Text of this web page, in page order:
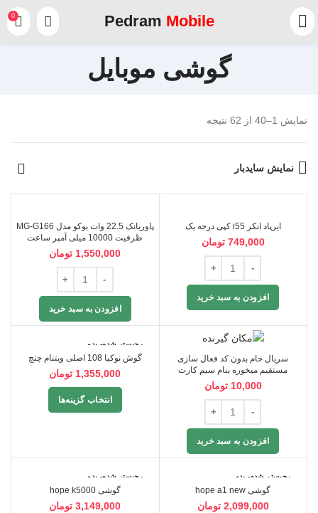
Pedram Mobile
0
گوشی موبایل
نمایش 1–40 از 62 نتیجه
نمایش سایدبار
ایرپاد انکر i55 کپی درجه یک
749,000 تومان
افزودن به سبد خرید
پاوربانک 22.5 وات بوکو مدل MG-G166
ظرفیت 10000 میلی آمپر ساعت
1,550,000 تومان
افزودن به سبد خرید
سریال خام بدون کد فعال سازی
مستقیم میخوره بنام سیم کارت
10,000 تومان
افزودن به سبد خرید
رجیستر شده- بدو
گوش نوکیا 108 اصلی ویتنام چنج
1,355,000 تومان
انتخاب گزینه‌ها
رجیستر شده- بدو
ن گارانتی
گوشی hope a1 new
2,099,000 تومان
رجیستر شده- بدو
ن گارانتی
گوشی hope k5000
3,149,000 تومان